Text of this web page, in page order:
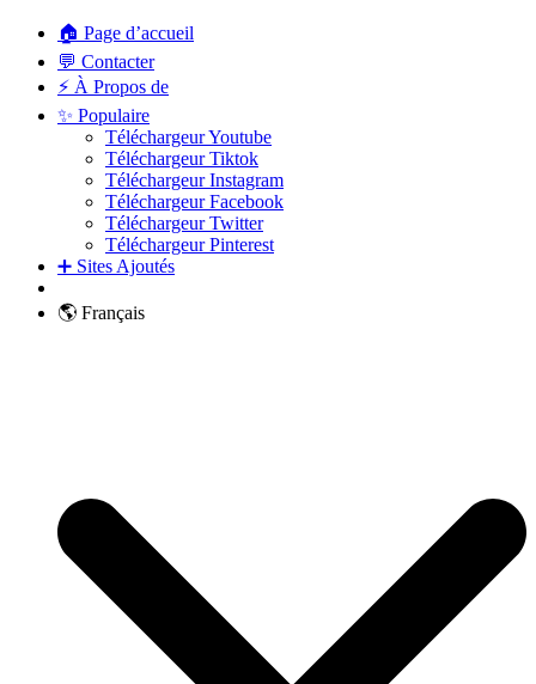
🏠 Page d’accueil
💬 Contacter
⚡ À Propos de
✨ Populaire
Téléchargeur Youtube
Téléchargeur Tiktok
Téléchargeur Instagram
Téléchargeur Facebook
Téléchargeur Twitter
Téléchargeur Pinterest
➕ Sites Ajoutés
🌎 Français